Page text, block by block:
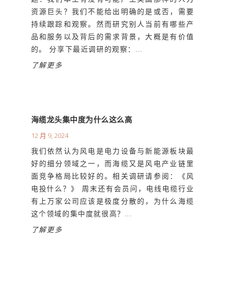
资源巨头？我们不能给出明确的是或否，需要
持续跟踪和观察。然而研究别人当前有哪些产
品和服务以及背后的需求背景，大概是有价值
的。 分享下最近调研的观察：...
了解更多
海缆龙头集中度为什么这么高
12 月 9, 2024
我们依然认为风电是电力设备与新能源板块最
好的细分领域之一，而海缆又是风电产业链里
面竞争格局比较好的。相关调研请参阅：《风
电投什么？》 周末还有会员问，电线电缆行业
有上万家公司应该是极度分散的，为什么海缆
这个领域的集中度就很高？...
了解更多